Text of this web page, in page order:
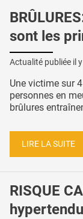
sont les
Actualité publiée il
Une victime sur
personnes en
brûlures
LIRE LA SUITE
RISQUE